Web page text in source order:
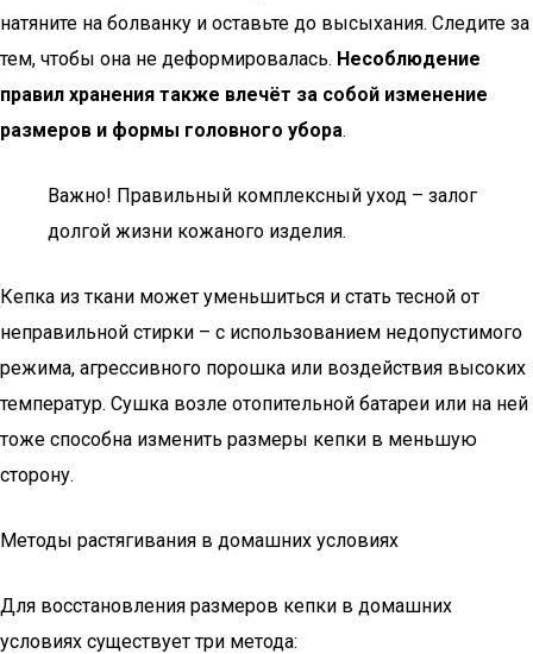
натяните на болванку и оставьте до высыхания. Следите за
тем, чтобы она не деформировалась. Несоблюдение
правил хранения также влечёт за собой изменение
размеров и формы головного убора.
Важно! Правильный комплексный уход – залог
долгой жизни кожаного изделия.
Кепка из ткани может уменьшиться и стать тесной от
неправильной стирки – с использованием недопустимого
режима, агрессивного порошка или воздействия высоких
температур. Сушка возле отопительной батареи или на ней
тоже способна изменить размеры кепки в меньшую
сторону.
Методы растягивания в домашних условиях
Для восстановления размеров кепки в домашних
условиях существует три метода: